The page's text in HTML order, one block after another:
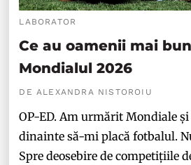
LABORATOR
Ce au oamenii mai
Mondialul 2026
DE ALEXANDRA NISTOROIU
OP-ED. Am urmărit Mondiale
dinainte să-mi placă fotbalul.
Spre deosebire de competițiile